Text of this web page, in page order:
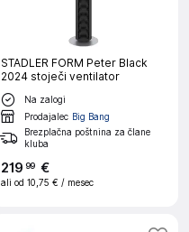
STADLER FORM Peter Black
2024 stoječi ventilator
Na zalogi
Prodajalec Big Bang
Brezplačna poštnina za člane
kluba
219 99 €
ali od 10,75 € / mesec